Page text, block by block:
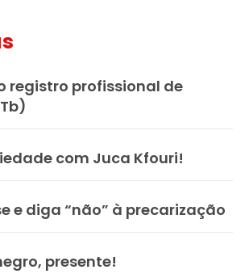
registro profissional de
com Juca Kfouri!
e diga “não” à precarização
presente!